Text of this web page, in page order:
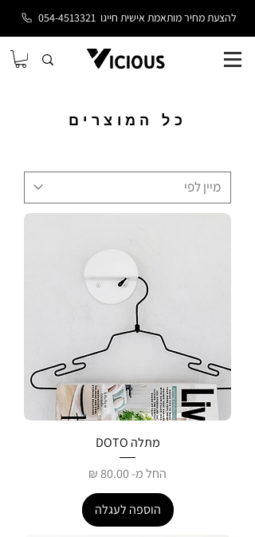
להצעת מחיר מותאמת אישית חייגו054-4513321
כל המוצרים
מתלה DOTO
החל מ-
מחיר מבצע
הוספה לעגלה